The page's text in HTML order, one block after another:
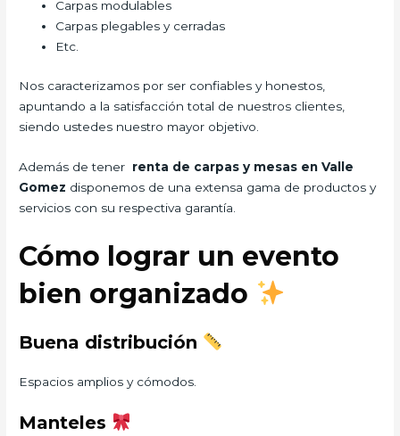
Carpas modulables
Carpas plegables y cerradas
Etc.
Nos caracterizamos por ser confiables y honestos,
apuntando a la satisfacción total de nuestros clientes,
siendo ustedes nuestro mayor objetivo.
Además de tener renta de carpas y mesas en Valle
Gomez disponemos de una extensa gama de productos y
servicios con su respectiva garantía.
Cómo lograr un evento
bien organizado
Buena distribución
Espacios amplios y cómodos.
Manteles